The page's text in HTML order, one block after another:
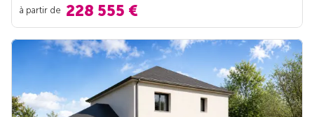
à partir de 228 555 €